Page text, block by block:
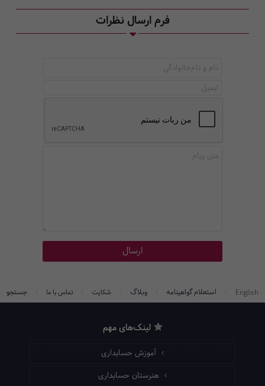
فرم ارسال نظرات
English استعلام گواهینامه وبلاگ شکایت تماس با ما جستجو
لینک‌های مهم
آموزش حسابداری
هنرستان حسابداری